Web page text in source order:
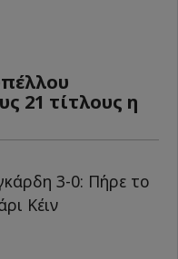
21 τίτλους η